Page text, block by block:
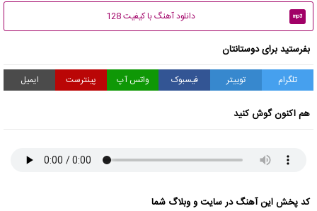
mp3 دانلود آهنگ با کیفیت 128
بفرستید برای دوستانتان
تلگرام توییتر فیسبوک واتس آپ پینترست ایمیل
هم اکنون گوش کنید
کد پخش این آهنگ در سایت و وبلاگ شما